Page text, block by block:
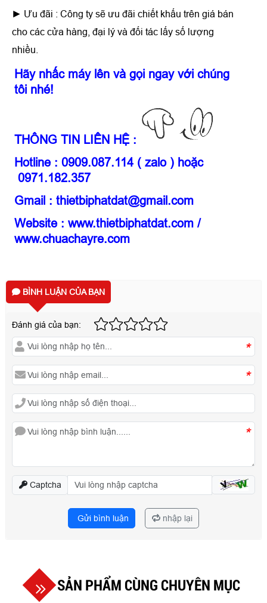
► Ưu đãi : Công ty sẽ ưu đãi chiết khấu trên giá bán
cho các cửa hàng, đại lý và đối tác lấy số lượng
nhiều.
Hãy nhấc máy lên và gọi ngay với chúng
tôi nhé!
THÔNG TIN LIÊN HỆ :
Hotline : 0909.087.114 ( zalo ) hoặc
0971.182.357
Gmail : thietbiphatdat@gmail.com
Website : www.thietbiphatdat.com /
www.chuachayre.com
BÌNH LUẬN CỦA BẠN
Đánh giá của bạn:
*
*
*
Captcha
Gửi bình luận nhập lại
SẢN PHẨM CÙNG CHUYÊN MỤC